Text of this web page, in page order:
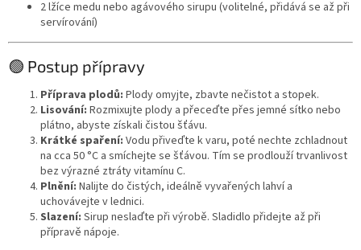
2 lžíce medu nebo agávového sirupu (volitelné, přidává se až při
servírování)
🟢 Postup přípravy
Příprava plodů: Plody omyjte, zbavte nečistot a stopek.
Lisování: Rozmixujte plody a přeceďte přes jemné sítko nebo
plátno, abyste získali čistou šťávu.
Krátké spaření: Vodu přiveďte k varu, poté nechte zchladnout
na cca 50 °C a smíchejte se šťávou. Tím se prodlouží trvanlivost
bez výrazné ztráty vitamínu C.
Plnění: Nalijte do čistých, ideálně vyvařených lahví a
uchovávejte v lednici.
Slazení: Sirup neslaďte při výrobě. Sladidlo přidejte až při
přípravě nápoje.